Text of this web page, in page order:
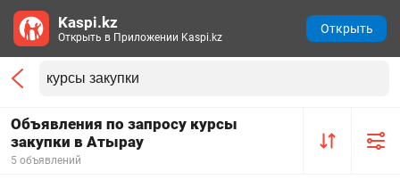
Объявления по запросу курсы
закупки в Атырау
5 объявлений
Kaspi.kz
Открыть в Приложении Kaspi.kz
Открыть